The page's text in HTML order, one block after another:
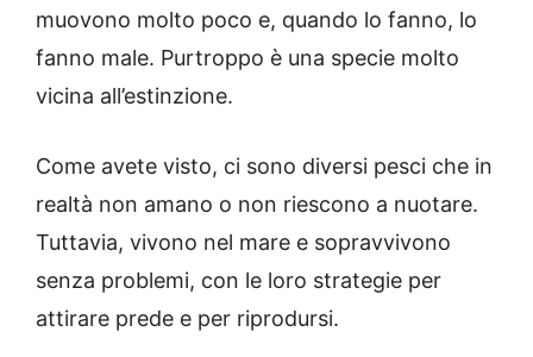
muovono molto poco e, quando lo fanno, lo
fanno male. Purtroppo è una specie molto
vicina all’estinzione.
Come avete visto, ci sono diversi pesci che in
realtà non amano o non riescono a nuotare.
Tuttavia, vivono nel mare e sopravvivono
senza problemi, con le loro strategie per
attirare prede e per riprodursi.